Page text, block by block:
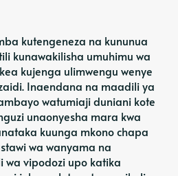
kutengeneza na kununua
kunawakilisha umuhimu wa
kujenga ulimwengu wenye
Inaendana na maadili ya
watumiaji duniani kote
unaonyesha mara kwa
kuunga mkono chapa
wa wanyama na
wa vipodozi upo katika